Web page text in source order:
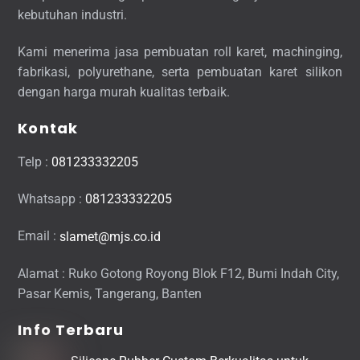
kebutuhan industri.
Kami menerima jasa pembuatan roll karet, machinging,
fabrikasi, polyurethane, serta pembuatan karet silikon
dengan harga murah kualitas terbaik.
Kontak
Telp : 081233332205
Whatsapp : 081233332205
Email :slamet@mjs.co.id
Alamat : Ruko Gotong Royong Blok F12, Bumi Indah City,
Pasar Kemis, Tangerang, Banten
Info Terbaru